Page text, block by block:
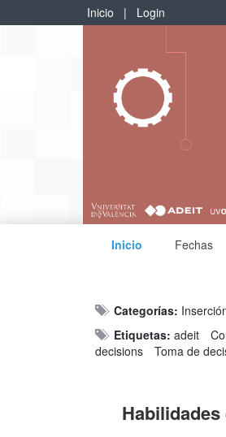
Inicio | Login
Inicio Fechas
Categorías:
Etiquetas: adeit
decisions
Toma de